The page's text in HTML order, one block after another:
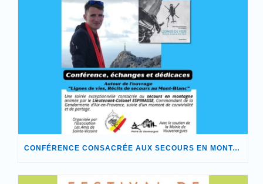
CONFÉRENCE CONSACRÉE AUX SECOURS EN MONTAGNE